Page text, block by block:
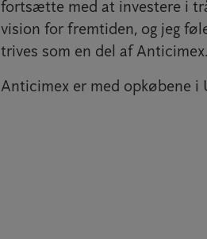
fortsætte med at investere i
vision for fremtiden, og jeg
trives som en del af
Anticimex er med opkøbene i